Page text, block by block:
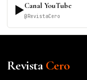
▶Canal YouTube
@RevistaCero
RevistaCero